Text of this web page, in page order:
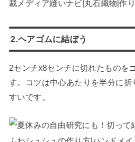
2.ヘアゴムに結ぼう
2センチx8センチに切れたものを
す。コツは中心あたりを半分に
すいです。